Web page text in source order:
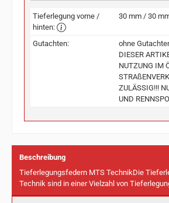
Tieferlegung vorne /
hinten:
30 mm / 30
Gutachten:
ohne
DIESER
NUTZUNG IM
ZULÄSSIG!!!
UND
Beschreibung
Tieferlegungsfedern MTS TechnikDie
Technik sind in einer Vielzahl von